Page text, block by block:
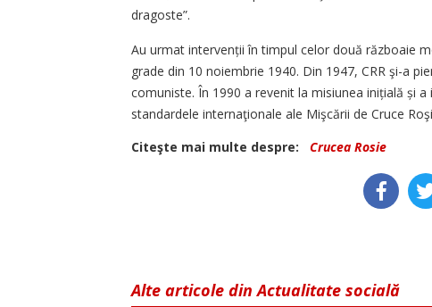
dragoste”.
Au urmat intervenții în timpul celor două războaie
grade din 10 noiembrie 1940. Din 1947, CRR şi-a
comuniste. În 1990 a revenit la misiunea inițială și
standardele internaţionale ale Mişcării de Cruce
Citeşte mai multe despre:
Crucea Rosie
Alte articole din Actualitate socială